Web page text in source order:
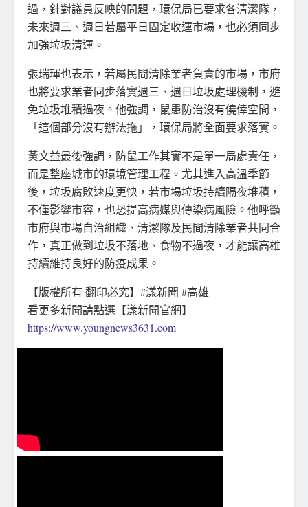
過，針對議員反映的問題，環保局已要求各清潔隊，
未來週三、週日若屬平日固定收運市場，也必須同步
加強垃圾清運。
張瑞琿也表示，若屬民間清除業者負責的市場，市府
也將要求業者同步落實週三、週日垃圾處理機制，避
免垃圾堆積過夜。他強調，鼠患防治沒有僥倖空間，
「這個部分沒有辦法拖」，環保局將全面要求落實。
黃文益最後強調，防鼠工作其實不是單一局處責任，
而是整座城市的環境管理工程。尤其進入高溫季節
後，垃圾腐敗速度更快，若市場垃圾持續隔夜堆積，
不僅影響市容，也恐提高病媒與傳染病風險。他呼籲
市府與市場自治組織、清潔隊及民間清除業者共同合
作，真正做到垃圾不落地、食物不過夜，才能讓高雄
持續維持良好的防疫成果。
【版權所有 翻印必究】#漾新聞 #高雄
看更多新聞請點選【漾新聞官網】
https://www.youngnews3631.com